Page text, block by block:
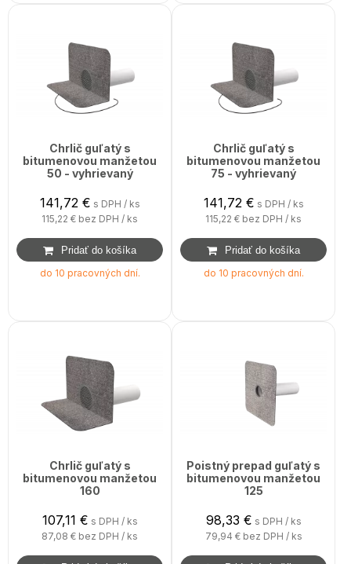
Chrlič guľatý s
bitumenovou manžetou
50 - vyhrievaný
141,72 € s DPH / ks
115,22 € bez DPH / ks
do 10 pracovných dní.
Chrlič guľatý s
bitumenovou manžetou
75 - vyhrievaný
141,72 € s DPH / ks
115,22 € bez DPH / ks
do 10 pracovných dní.
Chrlič guľatý s
bitumenovou manžetou
160
107,11 € s DPH / ks
87,08 € bez DPH / ks
Poistný prepad guľatý s
bitumenovou manžetou
125
98,33 € s DPH / ks
79,94 € bez DPH / ks